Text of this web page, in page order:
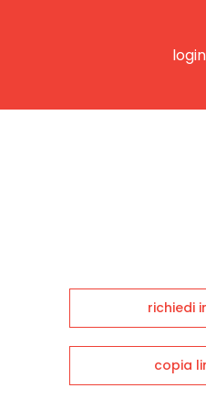
login
richiedi
copia